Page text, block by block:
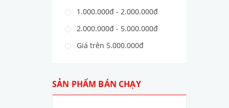
1.000.000đ - 2.000.000đ
2.000.000đ - 5.000.000đ
Giá trên 5.000.000đ
SẢN PHẨM BÁN CHẠY